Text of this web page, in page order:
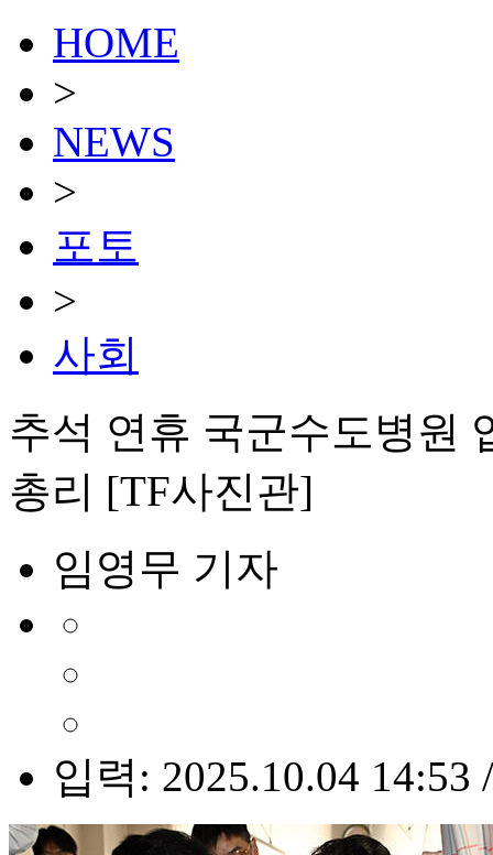
HOME
>
NEWS
>
포토
>
사회
추석 연휴 국군수도병원
총리 [TF사진관]
임영무 기자
입력: 2025.10.04 14:53